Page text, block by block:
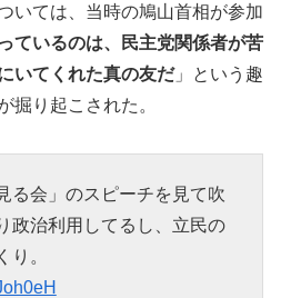
いては、当時の鳩山首相が参加
ているのは、民主党関係者が苦
いてくれた真の友だ」という趣
掘り起こされた。
る会」のスピーチを見て吹
政治利用してるし、立民の
り。